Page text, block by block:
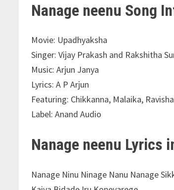
Nanage neenu Song
Movie: Upadhyaksha
Singer: Vijay Prakash and Rakshitha
Music: Arjun Janya
Lyrics: A P Arjun
Featuring: Chikkanna, Malaika,
Label: Anand Audio
Nanage neenu Lyrics
Nanage Ninu Ninage Nanu Nanage